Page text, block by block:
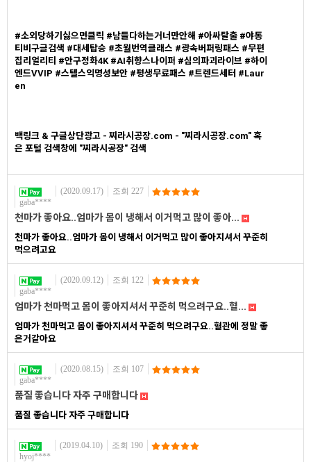
#소외당하기싫으면클릭 #남들다하는거너만안해 #아싸탈출 #야동
티비구글검색 #대세탑승 #초월번역클래스 #광속버퍼링패스 #무편
집리얼리티 #안구정화4K #AI취향스나이퍼 #심의파괴라이브 #하이
엔드VVIP #스텔스익명성보안 #평생무료패스 #트렌드세터 #Laur
en
백링크 & 구글상단광고 - 찌라시공장.com - "찌라시공장.com" 혹
은 포털 검색창에 "찌라시공장" 검색
gaba****
(2020.09.17) 조회 227
천마가 좋아요..엄마가 몸이 냉해서 이거먹고 많이 좋아...
천마가 좋아요..엄마가 몸이 냉해서 이거먹고 많이 좋아지셔서 꾸준히
먹으려고요
gaba****
(2020.09.12) 조회 122
엄마가 천마먹고 몸이 좋아지셔서 꾸준히 먹으려구요..혈...
엄마가 천마먹고 몸이 좋아지셔서 꾸준히 먹으려구요..혈관에 정말 좋
은거같아요
gaba****
(2020.08.15) 조회 107
품질 좋습니다 자주 구매합니다
품질 좋습니다 자주 구매합니다
hyoj****
(2019.04.10) 조회 190